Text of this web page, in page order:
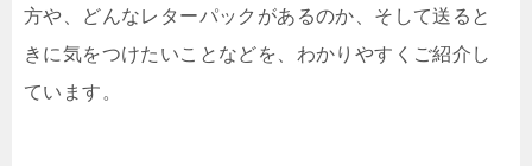
方や、どんなレターパックがあるのか、そして送ると
きに気をつけたいことなどを、わかりやすくご紹介し
ています。